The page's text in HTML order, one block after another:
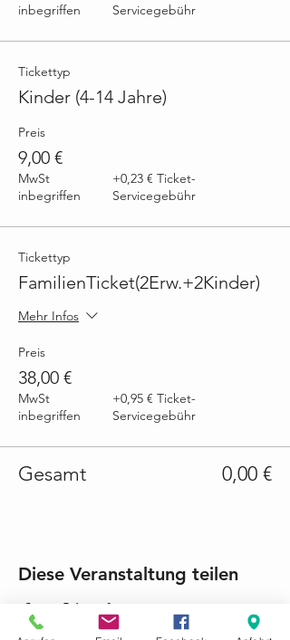
inbegriffen
Servicegebühr
Tickettyp
Kinder (4-14 Jahre)
Preis
9,00 €
MwSt
inbegriffen
+0,23 € Ticket-
Servicegebühr
Tickettyp
FamilienTicket(2Erw.+2Kinder)
Mehr Infos
Preis
38,00 €
MwSt
inbegriffen
+0,95 € Ticket-
Servicegebühr
Gesamt 0,00 €
Diese Veranstaltung teilen